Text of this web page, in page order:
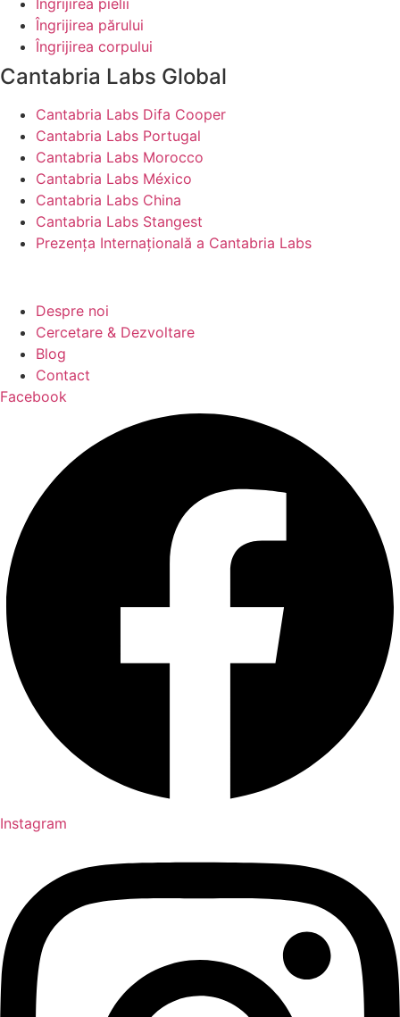
Îngrijirea părului
Îngrijirea corpului
Cantabria Labs Global
Cantabria Labs Difa Cooper
Cantabria Labs Portugal
Cantabria Labs Morocco
Cantabria Labs México
Cantabria Labs China
Cantabria Labs Stangest
Prezența Internațională a Cantabria Labs
Despre noi
Cercetare & Dezvoltare
Blog
Contact
Facebook
Instagram